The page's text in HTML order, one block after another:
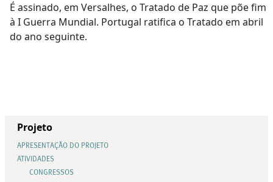
É assinado, em Versalhes, o Tratado de Paz que põe fim
à I Guerra Mundial. Portugal ratifica o Tratado em abril
do ano seguinte.
Projeto
APRESENTAÇÃO DO PROJETO
ATIVIDADES
CONGRESSOS